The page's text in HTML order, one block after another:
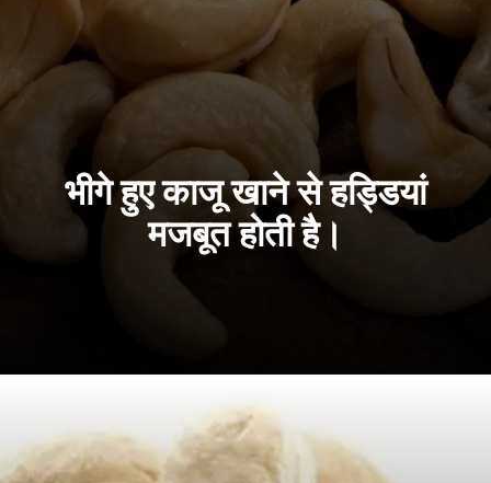
भीगे हुए काजू खाने से हड्डियां
मजबूत होती है।